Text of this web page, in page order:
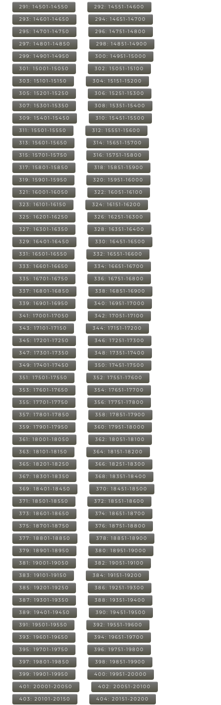
291: 14501-14550 292: 14551-14600
293: 14601-14650 294: 14651-14700
295: 14701-14750 296: 14751-14800
297: 14801-14850 298: 14851-14900
299: 14901-14950 300: 14951-15000
301: 15001-15050 302: 15051-15100
303: 15101-15150 304: 15151-15200
305: 15201-15250 306: 15251-15300
307: 15301-15350 308: 15351-15400
309: 15401-15450 310: 15451-15500
311: 15501-15550 312: 15551-15600
313: 15601-15650 314: 15651-15700
315: 15701-15750 316: 15751-15800
317: 15801-15850 318: 15851-15900
319: 15901-15950 320: 15951-16000
321: 16001-16050 322: 16051-16100
323: 16101-16150 324: 16151-16200
325: 16201-16250 326: 16251-16300
327: 16301-16350 328: 16351-16400
329: 16401-16450 330: 16451-16500
331: 16501-16550 332: 16551-16600
333: 16601-16650 334: 16651-16700
335: 16701-16750 336: 16751-16800
337: 16801-16850 338: 16851-16900
339: 16901-16950 340: 16951-17000
341: 17001-17050 342: 17051-17100
343: 17101-17150 344: 17151-17200
345: 17201-17250 346: 17251-17300
347: 17301-17350 348: 17351-17400
349: 17401-17450 350: 17451-17500
351: 17501-17550 352: 17551-17600
353: 17601-17650 354: 17651-17700
355: 17701-17750 356: 17751-17800
357: 17801-17850 358: 17851-17900
359: 17901-17950 360: 17951-18000
361: 18001-18050 362: 18051-18100
363: 18101-18150 364: 18151-18200
365: 18201-18250 366: 18251-18300
367: 18301-18350 368: 18351-18400
369: 18401-18450 370: 18451-18500
371: 18501-18550 372: 18551-18600
373: 18601-18650 374: 18651-18700
375: 18701-18750 376: 18751-18800
377: 18801-18850 378: 18851-18900
379: 18901-18950 380: 18951-19000
381: 19001-19050 382: 19051-19100
383: 19101-19150 384: 19151-19200
385: 19201-19250 386: 19251-19300
387: 19301-19350 388: 19351-19400
389: 19401-19450 390: 19451-19500
391: 19501-19550 392: 19551-19600
393: 19601-19650 394: 19651-19700
395: 19701-19750 396: 19751-19800
397: 19801-19850 398: 19851-19900
399: 19901-19950 400: 19951-20000
401: 20001-20050 402: 20051-20100
403: 20101-20150 404: 20151-20200